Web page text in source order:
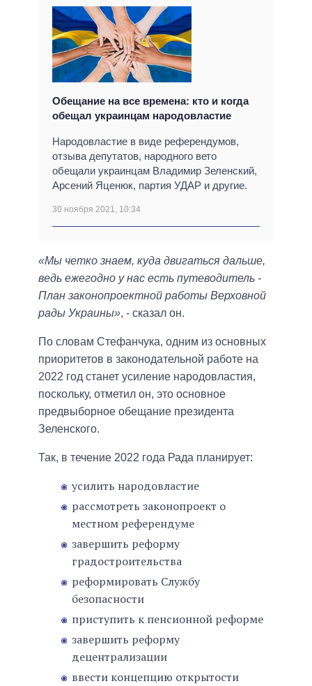
Обещание на все времена: кто и когда
обещал украинцам народовластие
Народовластие в виде референдумов,
отзыва депутатов, народного вето
обещали украинцам Владимир Зеленский,
Арсений Яценюк, партия УДАР и другие.
30 ноября 2021, 10:34
«Мы четко знаем, куда двигаться дальше,
ведь ежегодно у нас есть путеводитель -
План законопроектной работы Верховной
рады Украины», - сказал он.
По словам Стефанчука, одним из основных
приоритетов в законодательной работе на
2022 год станет усиление народовластия,
поскольку, отметил он, это основное
предвыборное обещание президента
Зеленского.
Так, в течение 2022 года Рада планирует:
усилить народовластие
рассмотреть законопроект о
местном референдуме
завершить реформу
градостроительства
реформировать Службу
безопасности
приступить к пенсионной реформе
завершить реформу
децентрализации
ввести концепцию открытости